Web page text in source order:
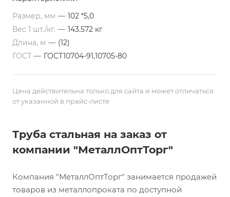
Размер, мм — 102 *5,0
Вес 1 шт./кг. — 143.572 кг
Длина, м — (12)
ГОСТ — ГОСТ10704-91,10705-80
Цена действительна только для сайта и может отличаться
от указанной в прайс-листе
Труба стальная на заказ от
компании "МеталлОптТорг"
Компания "МеталлОптТорг" занимается продажей
товаров из металлопроката по доступной